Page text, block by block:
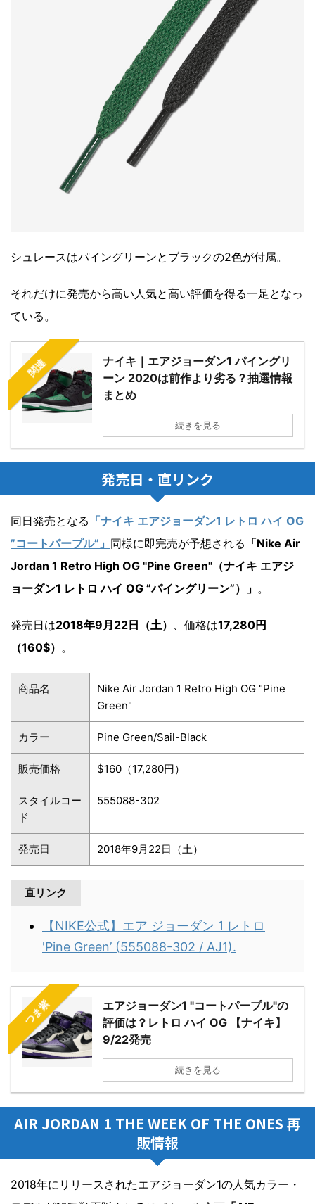
シュレースはパイングリーンとブラックの2色が付属。
それだけに発売から高い人気と高い評価を得る一足となっ
ている。
関連
ナイキ｜エアジョーダン1 パイングリ
ーン 2020は前作より劣る？抽選情報
まとめ
続きを見る
発売日・直リンク
同日発売となる 「ナイキ エアジョーダン1 レトロ ハイ OG
”コートパープル”」 同様に即完売が予想される 「Nike Air
Jordan 1 Retro High OG "Pine Green"（ナイキ エアジ
ョーダン1 レトロ ハイ OG ”パイングリーン”）」 。
発売日は2018年9月22日（土） 、価格は17,280円
（160$） 。
商品名
Nike Air Jordan 1 Retro High OG "Pine
Green"
カラー Pine Green/Sail-Black
販売価格 $160（17,280円）
スタイルコー
ド
555088-302
発売日 2018年9月22日（土）
直リンク
【NIKE公式】エア ジョーダン 1 レトロ
'Pine Green’ (555088-302 / AJ1).
つま紫
エアジョーダン1 "コートパープル"の
評価は？レトロ ハイ OG 【ナイキ】
9/22発売
続きを見る
AIR JORDAN 1 THE WEEK OF THE ONES 再
販情報
2018年にリリースされたエアジョーダン1の人気カラー・